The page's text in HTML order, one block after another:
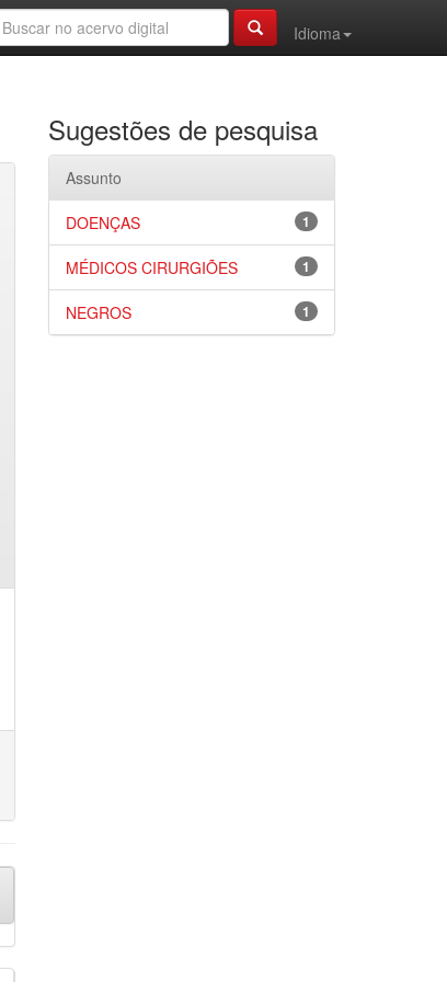
Idioma
Sugestões de pesquisa
Assunto
1
DOENÇAS
1
MÉDICOS CIRURGIÕES
1
NEGROS